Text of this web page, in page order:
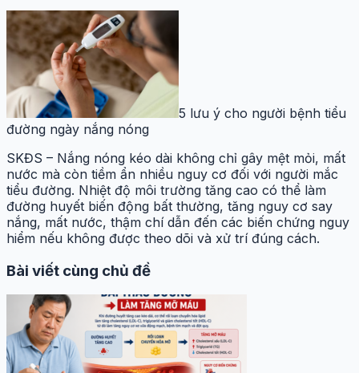
5 lưu ý cho người bệnh tiểu
đường ngày nắng nóng
SKĐS – Nắng nóng kéo dài không chỉ gây mệt mỏi, mất
nước mà còn tiềm ẩn nhiều nguy cơ đối với người mắc
tiểu đường. Nhiệt độ môi trường tăng cao có thể làm
đường huyết biến động bất thường, tăng nguy cơ say
nắng, mất nước, thậm chí dẫn đến các biến chứng nguy
hiểm nếu không được theo dõi và xử trí đúng cách.
Bài viết cùng chủ đề